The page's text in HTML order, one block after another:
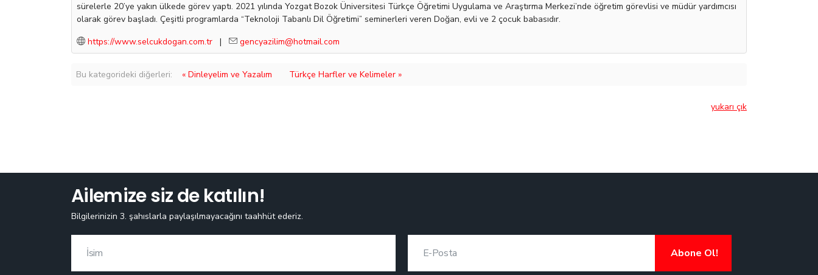
sürelerle 20’ye yakın ülkede görev yaptı. 2021 yılında Yozgat Bozok Üniversitesi Türkçe Öğretimi Uygulama ve Araştırma Merkezi’nde öğretim görevlisi ve müdür yardımcısı
olarak görev başladı. Çeşitli programlarda “Teknoloji Tabanlı Dil Öğretimi” seminerleri veren Doğan, evli ve 2 çocuk babasıdır.
https://www.selcukdogan.com.tr
| gencyazilim@hotmail.com
Bu kategorideki diğerleri: « Dinleyelim ve Yazalım Türkçe Harfler ve Kelimeler »
yukarı çık
Ailemize siz de katılın!
Bilgilerinizin 3. şahıslarla paylaşılmayacağını taahhüt ederiz.
Abone Ol!